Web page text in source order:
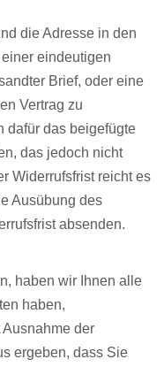
die Adresse in den
eindeutigen
Brief, oder eine
Vertrag zu
dafür das beigefügte
das jedoch nicht
Widerrufsfrist reicht es
Ausübung des
absenden.
haben wir Ihnen alle
haben,
der
ergeben, dass Sie